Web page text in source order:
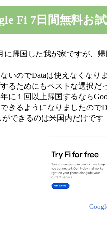
Fi 7日間無料お
に帰国した我が家ですが、
いのでDataは使えなくなり
るためにもベストな選択
に１回以上帰国するなら
きるようになりましたので
ができるのは米国内だけです